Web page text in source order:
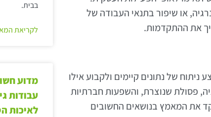
או שיפור בתנאי העבודה של
את ההתקדמות.
ניתוח של נתונים קיימים ולקבוע אילו
פסולת שנוצרת, והשפעות חברתיות
את המאמץ בנושאים החשובים
בבית.
לקריאת
מדוע
עבודות
לאיכות